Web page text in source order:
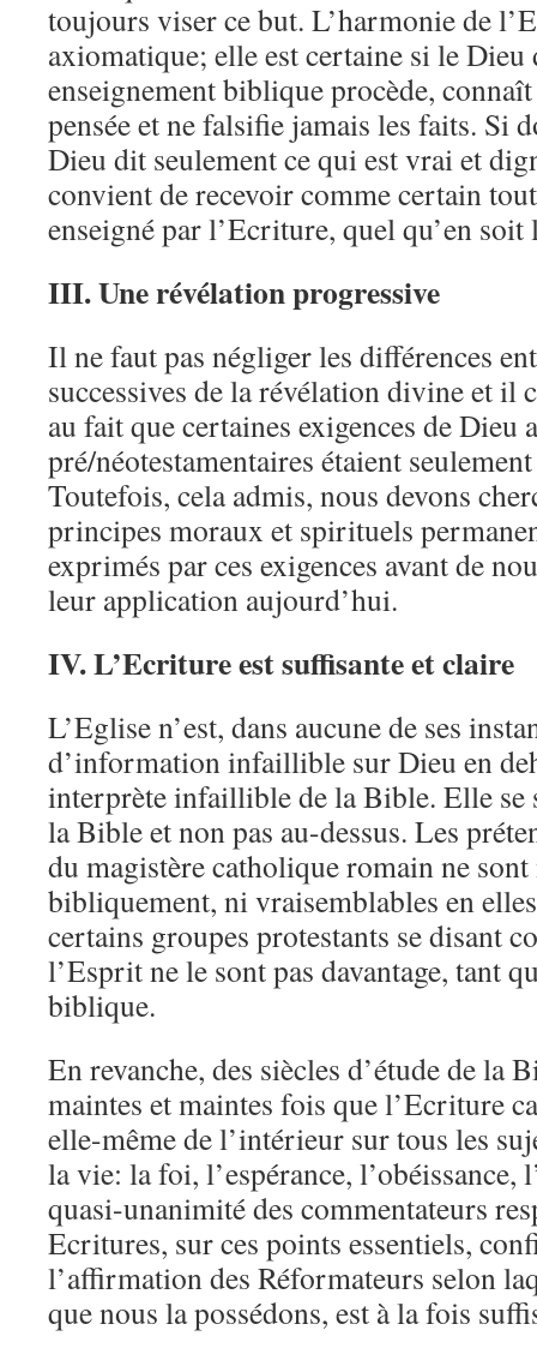
toujours viser ce but. L’harmonie de
axiomatique; elle est certaine si le
enseignement biblique procède,
pensée et ne falsifie jamais les faits. Si
Dieu dit seulement ce qui est vrai et
convient de recevoir comme certain
enseigné par l’Ecriture, quel qu’en soit
III.Une révélation progressive
Il ne faut pas négliger les différences
successives de la révélation divine et il
au fait que certaines exigences de Dieu
pré/néotestamentaires étaient
Toutefois, cela admis, nous devons
principes moraux et spirituels
exprimés par ces exigences avant de
leur application aujourd’hui.
IV.L’Ecriture est suffisante et claire
L’Eglise n’est, dans aucune de ses
d’information infaillible sur Dieu en
interprète infaillible de la Bible. Elle se
la Bible et non pas au-dessus. Les
du magistère catholique romain ne
bibliquement, ni vraisemblables en
certains groupes protestants se disant
l’Esprit ne le sont pas davantage, tant
biblique.
En revanche, des siècles d’étude de la
maintes et maintes fois que l’Ecriture
elle-même de l’intérieur sur tous les
la vie: la foi, l’espérance, l’obéissance,
quasi-unanimité des commentateurs
Ecritures, sur ces points essentiels,
l’affirmation des Réformateurs selon
que nous la possédons, est à la fois